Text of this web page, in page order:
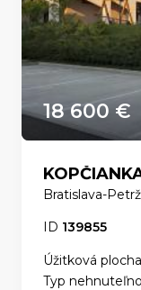
18 600 €
Bratislava-
ID 139855
Úžitková plocha
Typ